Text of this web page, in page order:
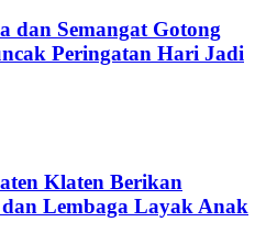
dan Semangat Gotong
Peringatan Hari Jadi
Klaten Berikan
dan Lembaga Layak Anak